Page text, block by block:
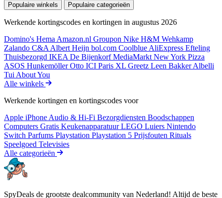
Populaire winkels Populaire categorieën
Werkende kortingscodes en kortingen in augustus 2026
Domino's Hema Amazon.nl Groupon Nike H&M Wehkamp
Zalando C&A Albert Heijn bol.com Coolblue AliExpress Efteling
Thuisbezorgd IKEA De BijenkorfMediaMarkt New York Pizza
ASOS HunkemöllerOtto ICI Paris XL Greetz Leen BakkerAlbelli
Tui About You
Alle winkels
Werkende kortingen en kortingscodes voor
Apple iPhone Audio & Hi-Fi Bezorgdiensten Boodschappen
Computers Gratis KeukenapparatuurLEGO Luiers Nintendo
Switch Parfums Playstation Playstation 5 Prijsfouten Rituals
Speelgoed Televisies
Alle categorieën
SpyDeals de grootste dealcommunity van Nederland! Altijd de beste